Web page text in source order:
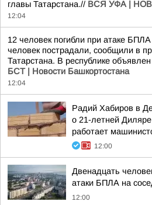
главы Татарстана.// ВСЯ УФА |
12:04
12 человек погибли при атаке
человек пострадали, сообщили в
Татарстана. В республике
БСТ | Новости Башкортостана
12:04
Радий Хабиров в
о 21-летней
работает
12:00
Двенадцать
атаки БПЛА на
12:00